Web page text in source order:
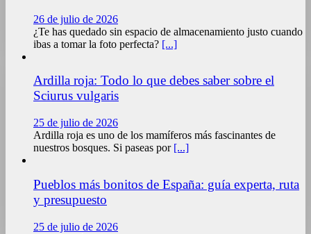
26 de julio de 2026
¿Te has quedado sin espacio de almacenamiento justo cuando
ibas a tomar la foto perfecta? [...]
Ardilla roja: Todo lo que debes saber sobre el
Sciurus vulgaris
25 de julio de 2026
Ardilla roja es uno de los mamíferos más fascinantes de
nuestros bosques. Si paseas por [...]
Pueblos más bonitos de España: guía experta, ruta
y presupuesto
25 de julio de 2026